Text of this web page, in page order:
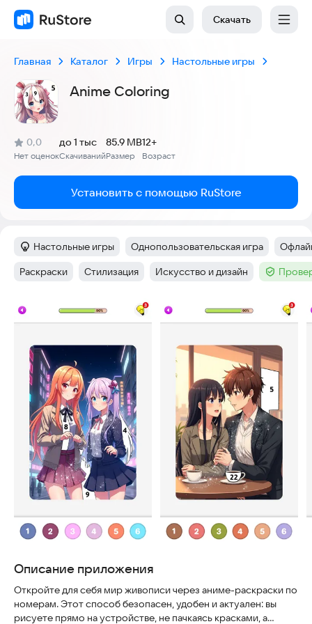
Скачать
Главная Каталог Игры Настольные игры
Anime Coloring
Рейтинг:
0,0
(
Нет оценок
)
Скачиваний
до 1 тыс
Размер
85.9 MB
Возраст
12+
Установить с помощью RuStore
Категория:
Настольные игры Тег:
Однопользовательская игра Тег:
Тег:
Раскраски Тег:
Стилизация Тег:
Искусство и дизайн Тег :
Скриншоты
Описание приложения
Откройте для себя мир живописи через аниме-раскраски по
номерам. Этот способ безопасен, удобен и актуален: вы
рисуете прямо на устройстве, не пачкаясь красками, а